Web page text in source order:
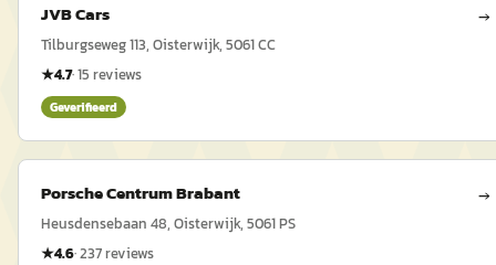
JVB Cars →
Tilburgseweg 113, Oisterwijk, 5061 CC
★4.7·15 reviews
Geverifieerd
Porsche Centrum Brabant →
Heusdensebaan 48, Oisterwijk, 5061 PS
★4.6·237reviews